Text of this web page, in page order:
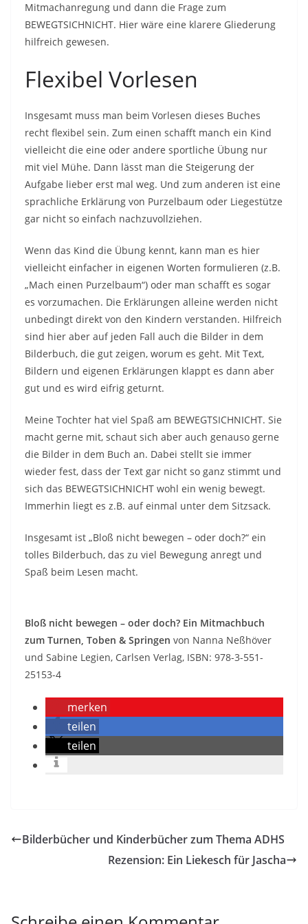
Mitmachanregung und dann die Frage zum
BEWEGTSICHNICHT. Hier wäre eine klarere Gliederung
hilfreich gewesen.
Flexibel Vorlesen
Insgesamt muss man beim Vorlesen dieses Buches
recht flexibel sein. Zum einen schafft manch ein Kind
vielleicht die eine oder andere sportliche Übung nur
mit viel Mühe. Dann lässt man die Steigerung der
Aufgabe lieber erst mal weg. Und zum anderen ist eine
sprachliche Erklärung von Purzelbaum oder Liegestütze
gar nicht so einfach nachzuvollziehen.
Wenn das Kind die Übung kennt, kann man es hier
vielleicht einfacher in eigenen Worten formulieren (z.B.
„Mach einen Purzelbaum“) oder man schafft es sogar
es vorzumachen. Die Erklärungen alleine werden nicht
unbedingt direkt von den Kindern verstanden. Hilfreich
sind hier aber auf jeden Fall auch die Bilder in dem
Bilderbuch, die gut zeigen, worum es geht. Mit Text,
Bildern und eigenen Erklärungen klappt es dann aber
gut und es wird eifrig geturnt.
Meine Tochter hat viel Spaß am BEWEGTSICHNICHT. Sie
macht gerne mit, schaut sich aber auch genauso gerne
die Bilder in dem Buch an. Dabei stellt sie immer
wieder fest, dass der Text gar nicht so ganz stimmt und
sich das BEWEGTSICHNICHT wohl ein wenig bewegt.
Immerhin liegt es z.B. auf einmal unter dem Sitzsack.
Insgesamt ist „Bloß nicht bewegen – oder doch?“ ein
tolles Bilderbuch, das zu viel Bewegung anregt und
Spaß beim Lesen macht.
Bloß nicht bewegen – oder doch? Ein Mitmachbuch
zum Turnen, Toben & Springen von Nanna Neßhöver
und Sabine Legien, Carlsen Verlag, ISBN: 978-3-551-
25153-4
merken
teilen
teilen
Bilderbücher und Kinderbücher zum Thema ADHS
Rezension: Ein Liekesch für Jascha